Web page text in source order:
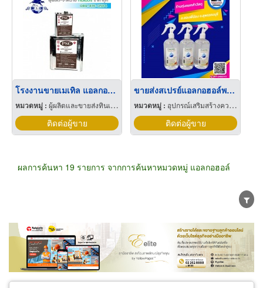
โรงงานขายเมเทิล แอลกอฮอล์ สมุทรสาคร
หมวดหมู่ : ผู้ผลิตและขายส่งทินเนอร์
ติดต่อผู้ขาย
ขายส่งสเปรย์แอลกอฮอล์พร้อมหัวฟ็อกกี้
หมวดหมู่ : อุปกรณ์เสริมสร้างความปลอดภัย
ติดต่อผู้ขาย
ผลการค้นหา 19 รายการ จากการค้นหาหมวดหมู่ แอลกอฮอล์
ขายส่ง ขายปลีก ผู้ผลิต
ตัวแทนจัดจำหน่าย
ผู้ส่งออก/นำเข้า
ธุรกิจบริการ